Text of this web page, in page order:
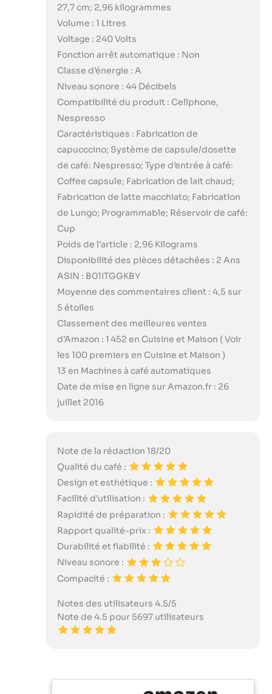
27,7 cm; 2,96 kilogrammes
Volume : 1 Litres
Voltage : 240 Volts
Fonction arrêt automatique : Non
Classe d’énergie : A
Niveau sonore : 44 Décibels
Compatibilité du produit : Cellphone,
Nespresso
Caractéristiques : Fabrication de
capucccino; Système de capsule/dosette
de café: Nespresso; Type d’entrée à café:
Coffee capsule; Fabrication de lait chaud;
Fabrication de latte macchiato; Fabrication
de Lungo; Programmable; Réservoir de café:
Cup
Poids de l’article : 2,96 Kilograms
Disponibilité des pièces détachées : 2 Ans
ASIN : B01ITGGKBY
Moyenne des commentaires client : 4,5 sur
5 étoiles
Classement des meilleures ventes
d’Amazon : 1 452 en Cuisine et Maison ( Voir
les 100 premiers en Cuisine et Maison )
13 en Machines à café automatiques
Date de mise en ligne sur Amazon.fr : 26
juillet 2016
Note de la rédaction 18/20
Qualité du café :
Design et esthétique :
Facilité d’utilisation :
Rapidité de préparation :
Rapport qualité-prix :
Durabilité et fiabilité :
Niveau sonore :
Compacité :
Notes des utilisateurs 4.5/5
Note de 4.5 pour 5697 utilisateurs